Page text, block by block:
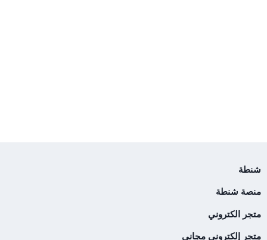
شنطة
منصة شنطة
متجر الكتروني
متجر إلكتروني مجاني